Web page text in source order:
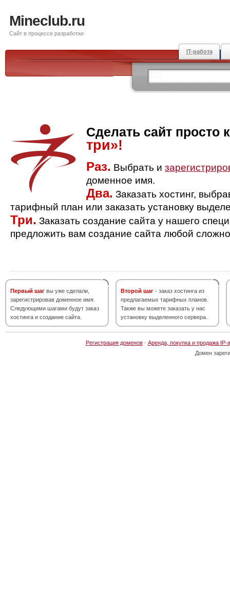
Mineclub.ru
Сайт в процессе разработки
IT-работа
Сделать сайт просто
три»!
Раз. Выбрать и
доменное имя.
Два. Заказать хостинг,
тарифный план или заказать установку
Три. Заказать создание сайта у нашего
предложить вам создание сайта любой
Первый шаг вы уже сделали,
зарегистрировав доменное имя.
Следующими шагами будут заказ
хостинга и создание сайта.
Второй шаг - заказ хостинга из
предлагаемых тарифных планов.
Также вы можете заказать у нас
установку выделенного сервера.
Регистрация доменов· Аренда, покупка и продажа IP-
Домен